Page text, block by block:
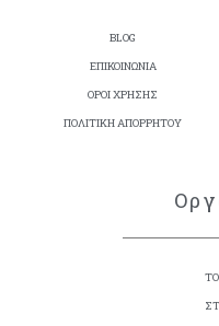
BLOG
ΕΠΙΚΟΙΝΩΝΙΑ
ΟΡΟΙ ΧΡΗΣΗΣ
ΠΟΛΙΤΙΚΗ ΑΠΟΡΡΗΤΟΥ